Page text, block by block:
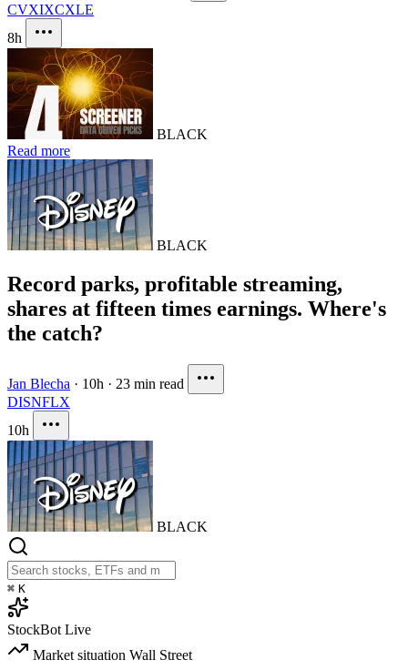
CVXIXCXLE
8h
BLACK
Read more
BLACK
Record parks, profitable streaming,
shares at fifteen times earnings. Where's
the catch?
Jan Blecha · 10h · 23 min read
DISNFLX
10h
BLACK
⌘ K
StockBot Live
Market situation Wall Street